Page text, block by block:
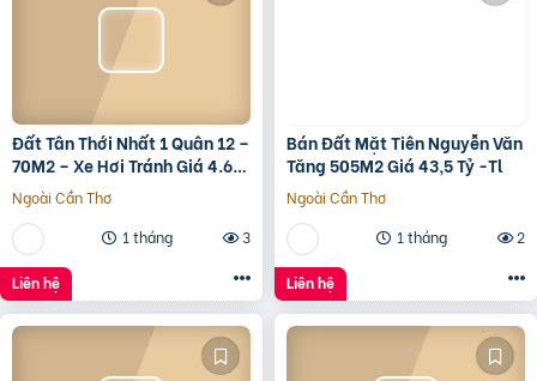
Đất Tân Thới Nhất 1 Quân 12 –
70M2 – Xe Hơi Tránh Giá 4.6
Tỷ – Shr
Ngoài Cần Thơ
1 tháng
3
Liên hệ
Bán Đất Mặt Tiên Nguyễn Văn
Tăng 505M2 Giá 43,5 Tỷ -Tl
Ngoài Cần Thơ
1 tháng
2
Liên hệ